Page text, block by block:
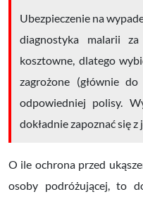
Ubezpieczenie na
diagnostyka malarii
kosztowne, dlatego
zagrożone (głównie
odpowiedniej polisy.
dokładnie zapoznać się
O ile ochrona przed
osoby podróżującej, to